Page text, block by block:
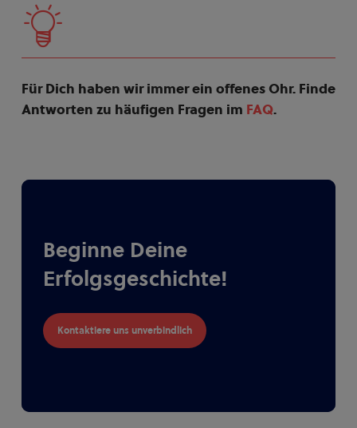
Für Dich haben wir immer ein offenes Ohr. Finde
Antworten zu häufigen Fragen im FAQ.
Beginne Deine
Erfolgsgeschichte!
Kontaktiere uns unverbindlich